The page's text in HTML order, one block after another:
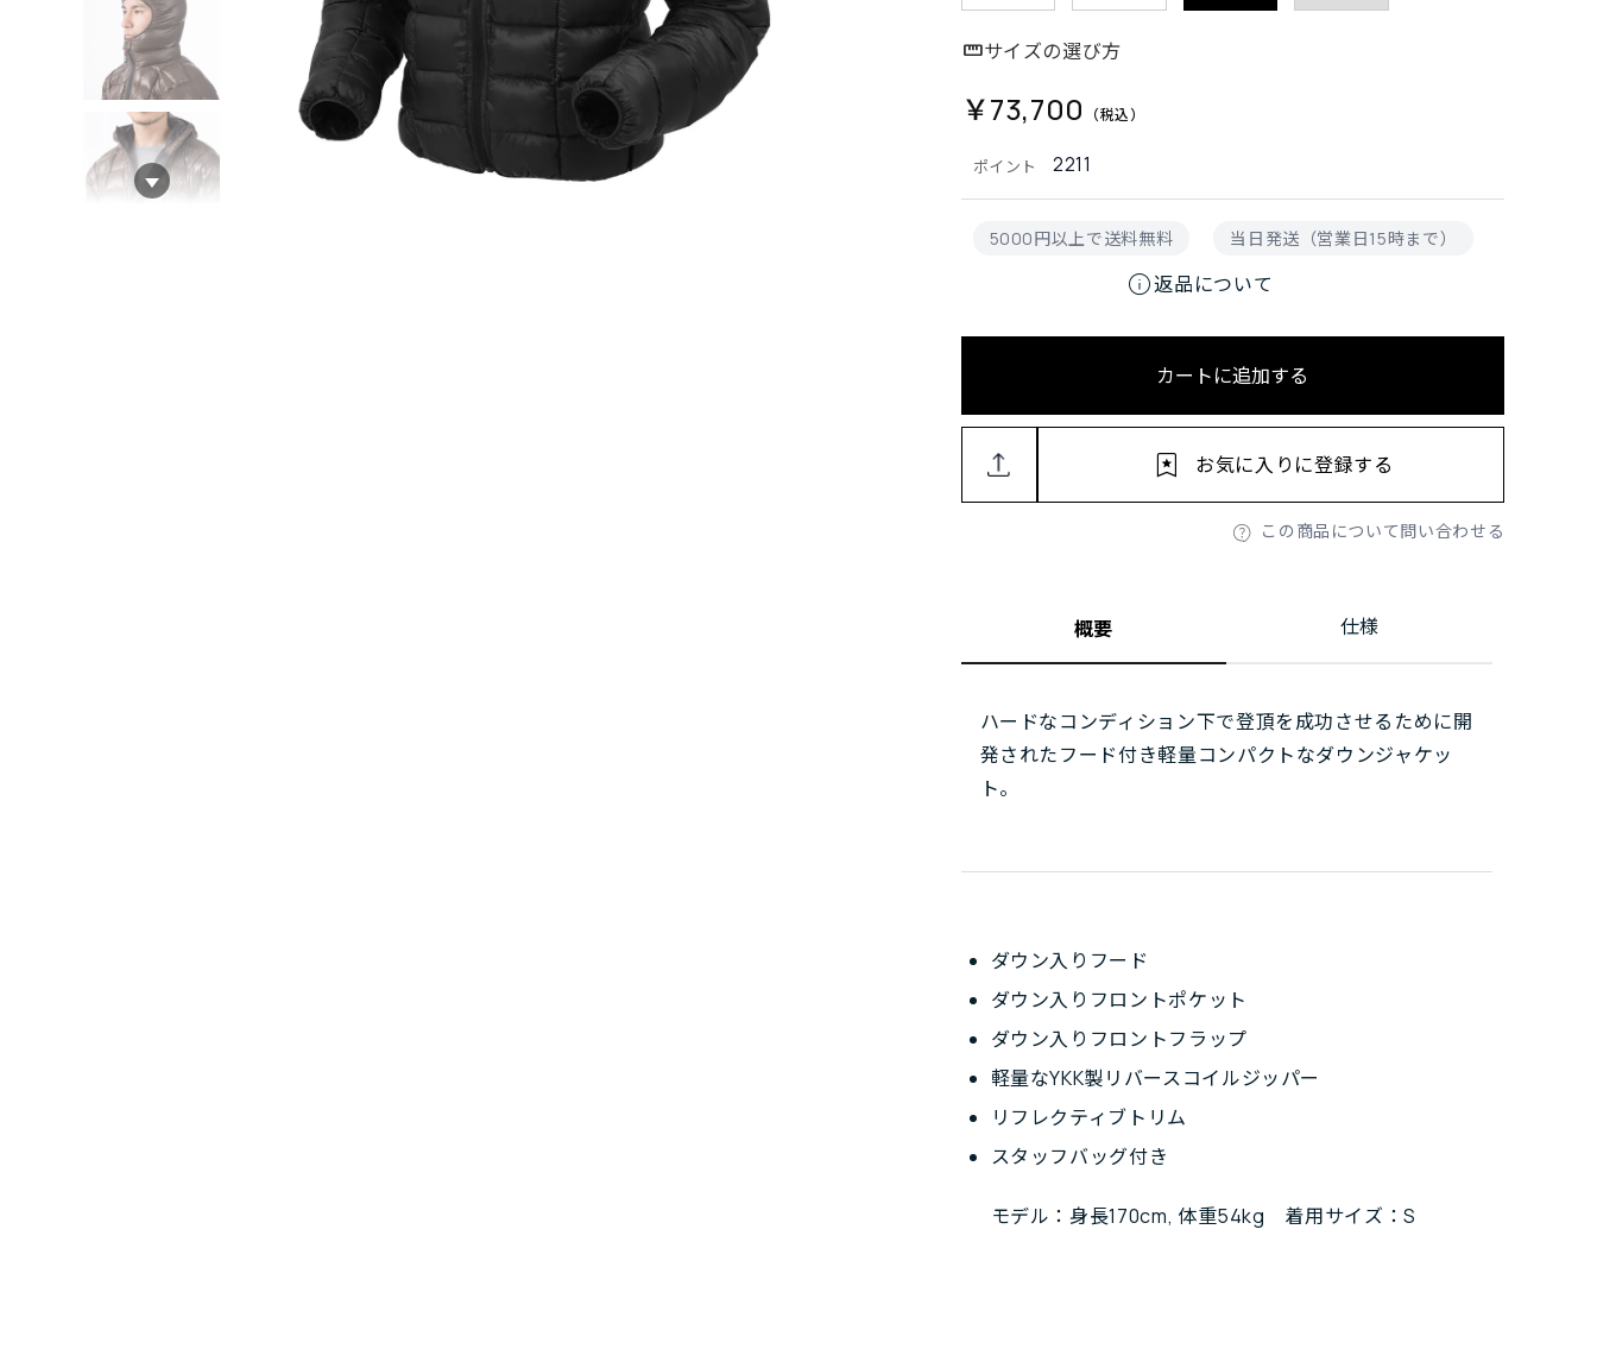
ポイント 2211
サイズの選び方
5000円以上で送料無料 当日発送（営業日15時まで）
info返品について
￥73,700
カートに追加する
この商品について問い合わせる
お気に入りに登録する
概要 仕様
ハードなコンディション下で登頂を成功させるために開
発されたフード付き軽量コンパクトなダウンジャケッ
ト。
ダウン入りフード
ダウン入りフロントポケット
ダウン入りフロントフラップ
軽量なYKK製リバースコイルジッパー
リフレクティブトリム
スタッフバッグ付き
モデル：身長170cm, 体重54kg 着用サイズ：S